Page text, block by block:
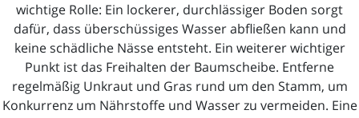
wichtige Rolle: Ein lockerer, durchlässiger Boden sorgt
dafür, dass überschüssiges Wasser abfließen kann und
keine schädliche Nässe entsteht. Ein weiterer wichtiger
Punkt ist das Freihalten der Baumscheibe. Entferne
regelmäßig Unkraut und Gras rund um den Stamm, um
Konkurrenz um Nährstoffe und Wasser zu vermeiden. Eine